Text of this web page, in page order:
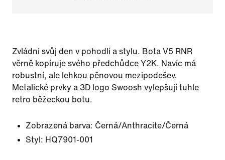
Zvládni svůj den v pohodlí a stylu. Bota V5 RNR
věrně kopíruje svého předchůdce Y2K. Navíc má
robustní, ale lehkou pěnovou mezipodešev.
Metalické prvky a 3D logo Swoosh vylepšují tuhle
retro běžeckou botu.
Zobrazená barva: Černá/Anthracite/Černá
Styl: HQ7901-001